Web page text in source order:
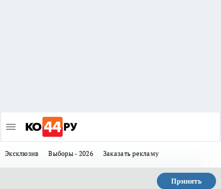
Эксклюзив Выборы - 2026 Заказать рекламу
Принять